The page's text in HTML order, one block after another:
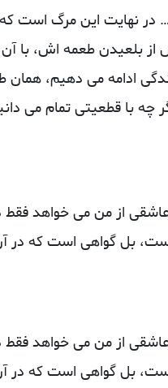
در نهایت این مرگ است که
بلعیدن طعمه اش، با آن
ادامه می دهیم، همان‌
چه با قطعیتی تمام می‌
از من می‌ خواهد
بل گواهی است که در
از من می‌ خواهد
بل گواهی است که در